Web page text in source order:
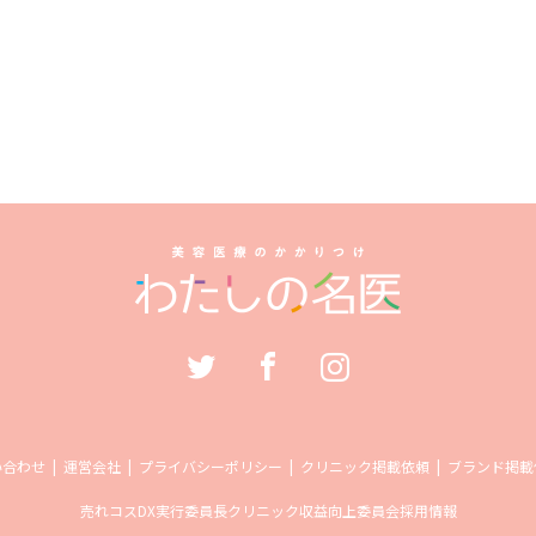
わせ 運営会社 プライバシーポリシー クリニック掲載依頼 ブランド掲
売れコスDX実行委員長クリニック収益向上委員会採用情報